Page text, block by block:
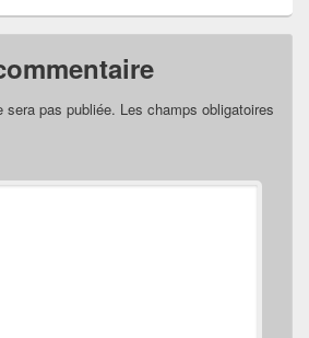
sera pas publiée. Les champs obligatoires